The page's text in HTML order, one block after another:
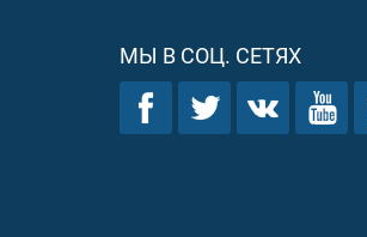
МЫ В СОЦ. СЕТЯХ